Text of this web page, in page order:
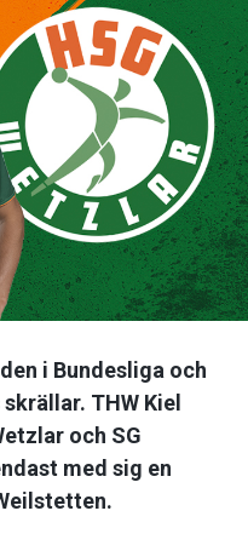
i Bundesliga och
THW Kiel
och SG
med sig en